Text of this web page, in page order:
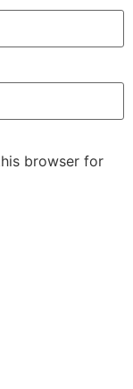
browser for